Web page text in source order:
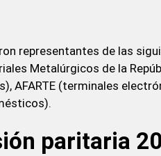
representantes de las
Metalúrgicos de la
AFARTE (terminales
paritaria